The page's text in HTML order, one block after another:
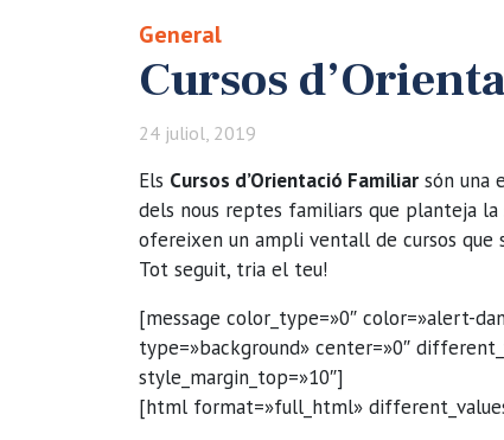
General
Cursos
24 juliol, 2019
Els Cursos d’Orientació Familiar són una
dels nous reptes familiars que planteja la
ofereixen un ampli ventall de cursos que
Tot seguit, tria el teu!
[message color_type=»0″ color=»alert-
type=»background» center=»0″
style_margin_top=»10″]
[html format=»full_html»